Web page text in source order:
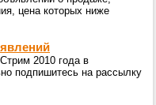
цена которых ниже
2010 года в
подпишитесь на рассылку